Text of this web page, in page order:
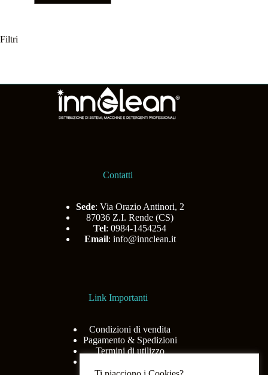
Filtri
Contatti
Sede: Via Orazio Antinori, 2
87036 Z.I. Rende (CS)
Tel: 0984-1454254
Email: info@innclean.it
Link Importanti
Condizioni di vendita
Pagamento & Spedizioni
Termini di utilizzo